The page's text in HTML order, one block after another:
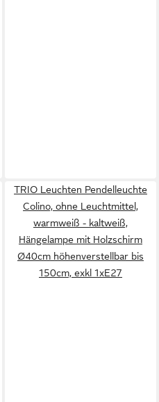
TRIO Leuchten Pendelleuchte
Colino, ohne Leuchtmittel,
warmweiß - kaltweiß,
Hängelampe mit Holzschirm
Ø40cm höhenverstellbar bis
150cm, exkl 1xE27